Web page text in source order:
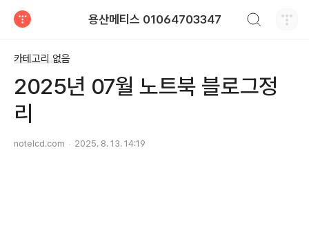
용산메티스 01064703347
카테고리 없음
2025년 07월 노트북 블로그정
리
notelcd.com 2025. 8. 13. 14:19